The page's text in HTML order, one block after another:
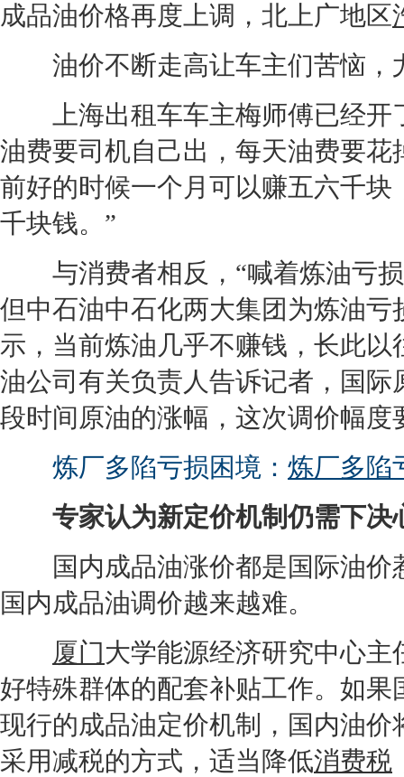
成品油价格再度上调，北上广地区
油价不断走高让车主们苦恼
上海出租车车主梅师傅已经
油费要司机自己出，每天油费要
前好的时候一个月可以赚五六千
千块钱。”
与消费者相反，“喊着炼油亏损
但中石油中石化两大集团为炼油亏
示，当前炼油几乎不赚钱，长此
油公司有关负责人告诉记者，国际
段时间原油的涨幅，这次调价幅
炼厂多陷亏损困境： 炼厂多陷
专家认为新定价机制仍需下决
国内成品油涨价都是国际油价
国内成品油调价越来越难。
厦门 大学能源经济研究中心主
好特殊群体的配套补贴工作。如果
现行的成品油定价机制，国内油价
采用减税的方式，适当降低消费税